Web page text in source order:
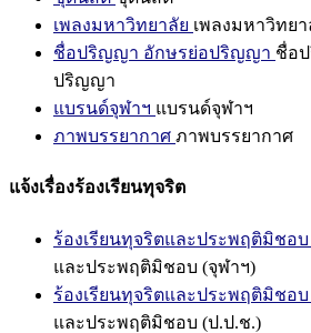
เพลงมหาวิทยาลัย เพลงมหาวิทยา
ชื่อปริญญา อักษรย่อปริญญา ชื่อ
ปริญญา
แบรนด์จุฬาฯ แบรนด์จุฬาฯ
ภาพบรรยากาศ ภาพบรรยากาศ
แจ้งเรื่องร้องเรียนทุจริต
ร้องเรียนทุจริตและประพฤติมิชอบ
และประพฤติมิชอบ (จุฬาฯ)
ร้องเรียนทุจริตและประพฤติมิชอ
และประพฤติมิชอบ (ป.ป.ช.)